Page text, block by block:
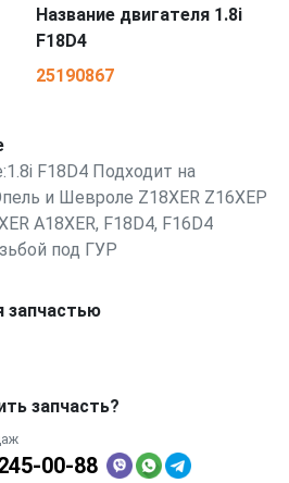
Название двигателя 1.8i
F18D4
25190867
F18D4 Подходит на
и Шевроле Z18XER Z16XEP
A18XER, F18D4, F16D4
под ГУР
запчастью
запчасть?
00-88